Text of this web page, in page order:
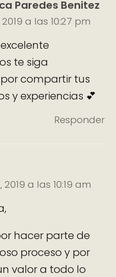
Paredes Benitez
a las 10:27 pm
te siga
compartir tus
y experiencias 💕
Responder
a las 10:19 am
hacer parte de
proceso y por
valor a todo lo